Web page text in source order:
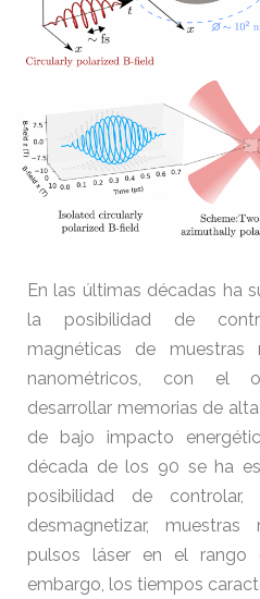
En las últimas décadas ha
la posibilidad de
magnéticas de muestras
nanométricos, con el
desarrollar memorias de
de bajo impacto
década de los 90 se ha
posibilidad de
desmagnetizar, muestras
pulsos láser en el rango
embargo, los tiempos